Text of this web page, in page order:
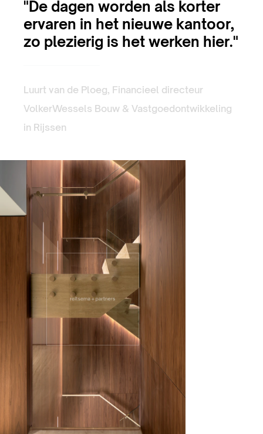
"De dagen worden als korter
ervaren in het nieuwe kantoor,
zo plezierig is het werken hier."
Luurt van de Ploeg, Financieel directeur
VolkerWessels Bouw & Vastgoedontwikkeling
in Rijssen